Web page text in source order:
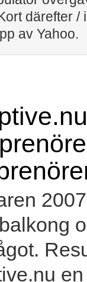
därefter /
av Yahoo.